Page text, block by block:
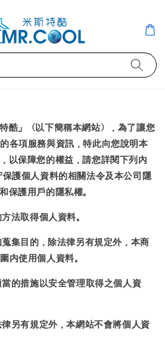
酷」（以下簡稱本網站），為了讓您
各項服務與資訊，特此向您說明本
以保障您的權益，請您詳閱下列內
護個人資料的相關法令及本公司隱
保護用戶的隱私權。
法取得個人資料。
集目的，除法律另有規定外，本商
内使用個人資料。
的措施以安全管理取得之個人資
另有規定外，本網站不會將個人資